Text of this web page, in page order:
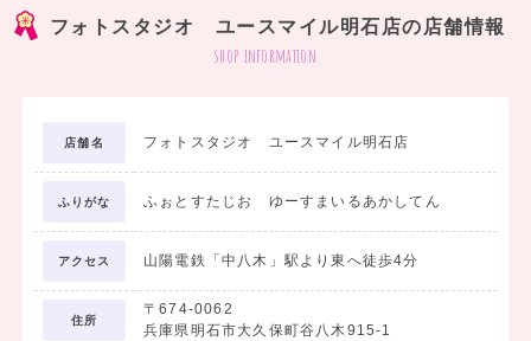
🍀写真館だからこそ！こだわり撮影♪
△\\\\\\\\\\\\\\\\\\\\\\\\\▽
❤ 卒業袴 撮影のみプラン
撮影料：お一人様 5,500円
※お写真代別途（全データ付き38,500円～）
フォトスタジオ ユースマイル明石店の店舗情報
shop information
店舗名 フォトスタジオ ユースマイル明石店
ふりがな ふぉとすたじお ゆーすまいるあかしてん
アクセス 山陽電鉄「中八木」駅より東へ徒歩4分
住所
〒674-0062
兵庫県明石市大久保町谷八木915-1